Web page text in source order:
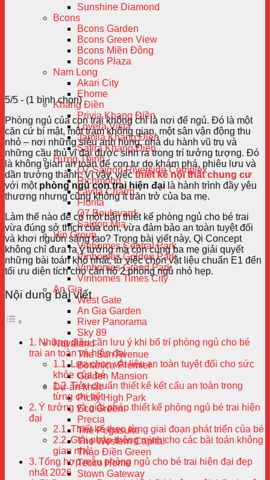
Sunshine Diamond
Bcons
Bcons Garden
Bcons Green View
Bcons Miền Đông
Bcons Plaza
Nam Long
Akari City
Ehome
Khang Điền
Privia Khang Điền
Lovera Vista
Jamila Khang Điền
Safira Khang Điền
Hưng Thịnh
Q7 Saigon Riverside Complex
Richmond
Lavita Charm
Florita
Q7 Boulevard
Saigon Mia
Vin Group
Vinhomes Central Park
Vinhomes Golden Park
Vinhomes Grand Park
Vinhomes Times City
An Gia
West Gate
An Gia Garden
River Panorama
Sky 89
Novaland
The Sun Avenue
Botanica Premier
Golden Mansion
Dự án khác
Picity High Park
Eco Green
Precia
The Pegasuite
The Western Capital
Thảo Điền Green
Tecco Home
Stown Gateway
5/5 - (1 bình chọn)
Phòng ngủ của con trai không chỉ là nơi để ngủ. Đó là một
căn cứ bí mật, một trạm không gian, một sân vận động thu
nhỏ – nơi những siêu anh hùng, nhà du hành vũ trụ và
những cầu thủ vĩ đại được sinh ra trong trí tưởng tượng. Đó
là không gian an toàn để con tự do khám phá, phiêu lưu và
dần trưởng thành. Vì vậy, việcthiết kế nội thất chung cư
với một phòng ngủ con trai hiện đại là hành trình đầy yêu
thương nhưng cũng không ít trăn trở của ba mẹ.
Làm thế nào để có một bản thiết kế phòng ngủ cho bé trai
vừa đúng sở thích của con, vừa đảm bảo an toàn tuyệt đối
và khơi nguồn sáng tạo? Trong bài viết này, Qi Concept
không chỉ đưa ra ý tưởng mà còn cùng ba mẹ giải quyết
những bài toán khó nhất, từ việc chọn vật liệu chuẩn E1 đến
tối ưu diện tích cho căn hộ 2 phòng ngủ nhỏ hẹp.
Nội dung bài viết
Những điều cần lưu ý khi bố trí phòng ngủ cho bé
trai an toàn và hiện đại
Lựa chọn vật liệu an toàn tuyệt đối cho sức
khỏe của bé
Tiêu chuẩn thiết kế kết cấu an toàn trong
từng chi tiết
Ý tưởng và giải pháp thiết kế phòng ngủ bé trai hiện
đại
Thiết kế theo từng giai đoạn phát triển của bé
Giải pháp thông minh cho các bài toán không
gian nhỏ
Tổng hợp mẫu phòng ngủ cho bé trai hiện đại đẹp
nhất 2026